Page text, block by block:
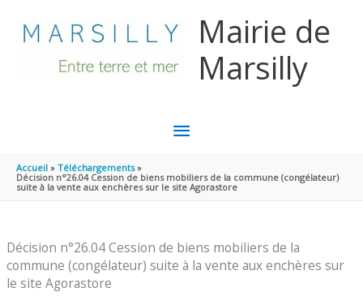
Mairie de
Marsilly
MENU
PRINCIPAL
Accueil
Téléchargements
Décision n°26.04 Cession de biens mobiliers de la commune (congélateur)
suite à la vente aux enchères sur le site Agorastore
Décision n°26.04 Cession de biens mobiliers de la
commune (congélateur) suite à la vente aux enchères sur
le site Agorastore